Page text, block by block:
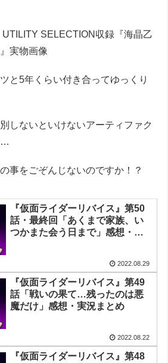
UTILITY SELECTION収録『海晶乙
実物画像
と5年くらい付き合ってゆっくり
しないといけないアーティファク
…
事をごぞんじないのですか！？
『仮面ライダーリバイス』第50
話・最終回「あくまで家族、い
つかまた会う日まで」感想・実
2022.08.29
『仮面ライダーリバイス』第49
話「戦いの果て…残ったのは悪
魔だけ」感想・実況まとめ
2022.08.22
『仮面ライダーリバイス』第48